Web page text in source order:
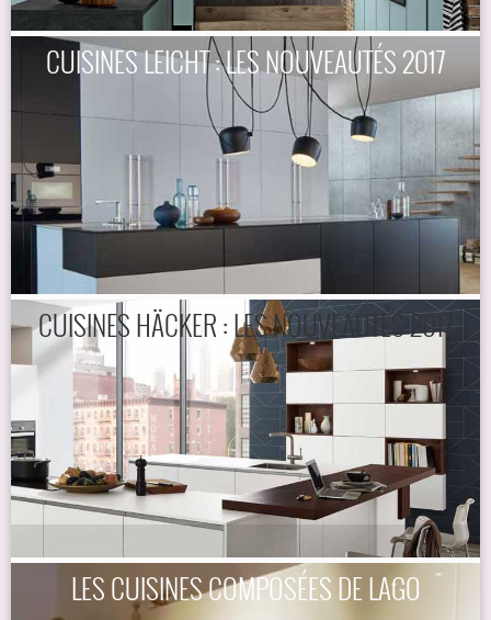
CUISINES LEICHT : LES NOUVEAUTÉS 2017
CUISINES HÄCKER : LES NOUVEAUTÉS 2017
LES CUISINES COMPOSÉES DE LAGO